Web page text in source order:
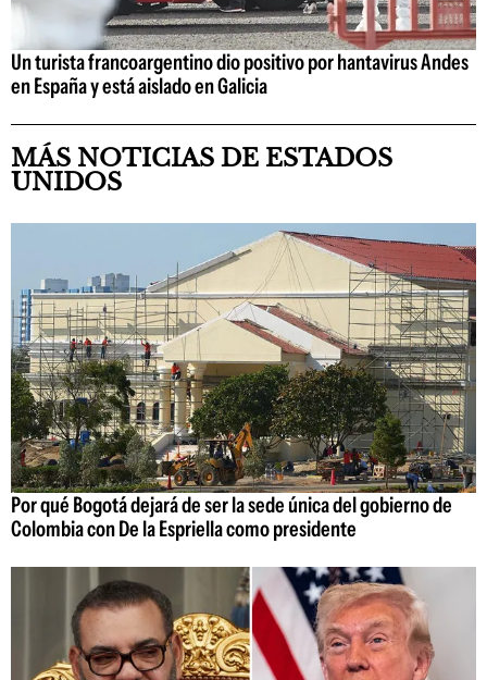
Un turista francoargentino dio positivo por hantavirus Andes
en España y está aislado en Galicia
MÁS NOTICIAS DE ESTADOS
UNIDOS
Por qué Bogotá dejará de ser la sede única del gobierno de
Colombia con De la Espriella como presidente